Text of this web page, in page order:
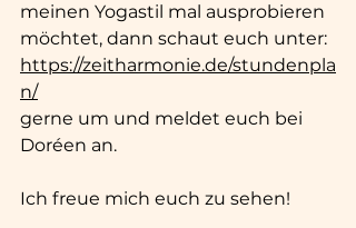
meinen Yogastil mal ausprobieren
möchtet, dann schaut euch unter:
https://zeitharmonie.de/stundenpla
n/
gerne um und meldet euch bei
Doréen an.
Ich freue mich euch zu sehen!